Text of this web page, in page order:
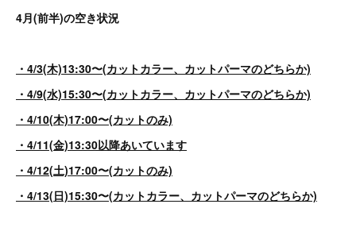
4月(前半)の空き状況
・4/3(木)13:30〜(カットカラー、カットパーマのどちらか)
・4/9(水)15:30〜(カットカラー、カットパーマのどちらか)
・4/10(木)17:00〜(カットのみ)
・4/11(金)13:30以降あいています
・4/12(土)17:00〜(カットのみ)
・4/13(日)15:30〜(カットカラー、カットパーマのどちらか)